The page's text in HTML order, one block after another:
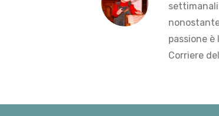
passione è
Corriere